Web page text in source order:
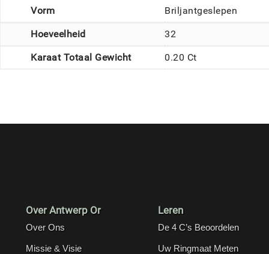
Vorm Briljantgeslepen
Hoeveelheid 32
Karaat Totaal Gewicht 0.20 Ct
Over Antwerp Or
Over Ons
Missie & Visie
Leren
De 4 C’s Beoordelen
Uw Ringmaat Meten